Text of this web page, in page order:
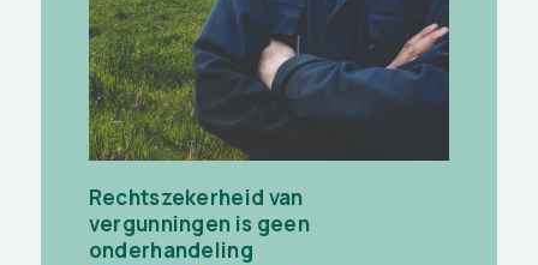
Rechtszekerheid van
vergunningen is geen
onderhandeling